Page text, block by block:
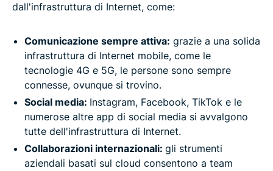
dall'infrastruttura di Internet, come:
Comunicazione sempre attiva: grazie a una solida
infrastruttura di Internet mobile, come le
tecnologie 4G e 5G, le persone sono sempre
connesse, ovunque si trovino.
Social media: Instagram, Facebook, TikTok e le
numerose altre app di social media si avvalgono
tutte dell'infrastruttura di Internet.
Collaborazioni internazionali: gli strumenti
aziendali basati sul cloud consentono a team